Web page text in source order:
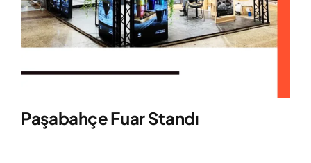
Paşabahçe Fuar Standı